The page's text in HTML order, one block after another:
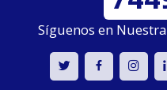
Síguenos en